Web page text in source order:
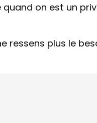
quand on est un
ressens plus le